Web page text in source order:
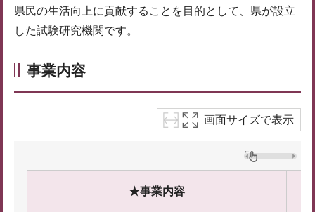
県民の生活向上に貢献することを目的として、県が設立
した試験研究機関です。
事業内容
画面サイズで表示
★事業内容